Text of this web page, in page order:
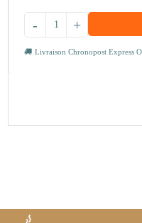
+
-
Livraison Chronopost Express